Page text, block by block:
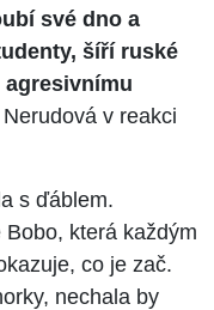
své dno a
šíří ruské
agresivnímu
v reakci
s ďáblem.
která každým
co je zač.
nechala by